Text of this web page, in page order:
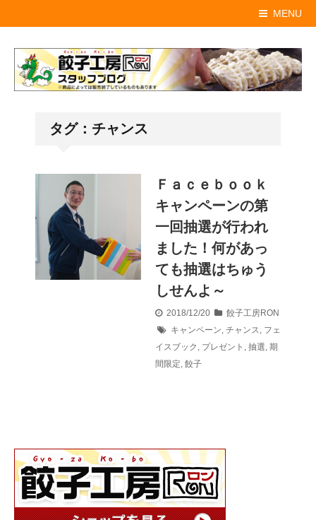
MENU
タグ：チャンス
Ｆａｃｅｂｏｏｋ
キャンペーンの第
一回抽選が行われ
ました！何があっ
ても抽選はちゅう
しせんよ～
2018/12/20
餃子工房RON
キャンペーン チャンス
フェ
イスブック
プレゼント 抽選 期
間限定 餃子